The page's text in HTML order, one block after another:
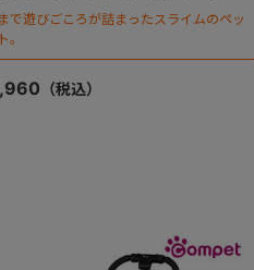
で遊びごころが詰まったスライムのペッ
。